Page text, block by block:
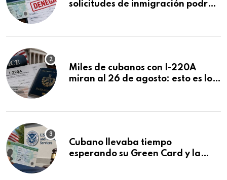
solicitudes de inmigración podrán
Miles de cubanos con I-220A
miran al 26 de agosto: esto es lo
Cubano llevaba tiempo
esperando su Green Card y la